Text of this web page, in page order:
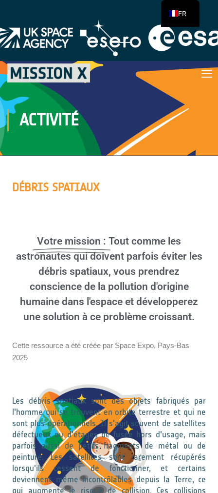
ACTIVITÉ
DÉBRIS SPATIAUX
Votre mission : Tout comme les
astronautes qui doivent parfois éviter les
débris spatiaux, vous prendrez
conscience de la pollution d'origine
humaine dans l'espace et développerez
une solution à ce problème croissant.
Cette ressource a été créée par Space Expo, Pays-Bas
2025
Les débris spatiaux sont des objets fabriqués par
l'homme qui se trouvent en orbite terrestre et qui ne
sont plus opérationnels. Il s'agit souvent de satellites
défectueux ou d'étages de fusée hors d'usage, mais
parfois aussi de petits fragments de métal ou de
peinture. Les satellites sont rarement récupérés
lorsqu'ils cessent de fonctionner, et certains
deviennent même incontrôlables depuis la Terre, ce
qui augmente le risque de collision. Ces collisions
FR